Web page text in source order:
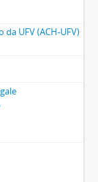
UFV (ACH-UFV)